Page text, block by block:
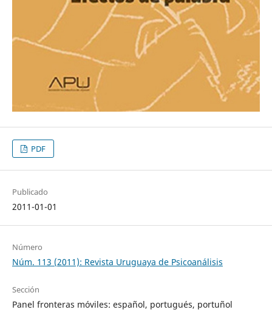
PDF
Publicado
2011-01-01
Número
Núm. 113 (2011): Revista Uruguaya de Psicoanálisis
Sección
Panel fronteras móviles: español, portugués, portuñol